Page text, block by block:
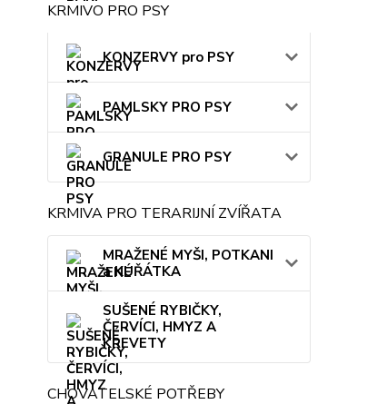
KRMIVO PRO PSY
KONZERVY pro PSY
PAMLSKY PRO PSY
GRANULE PRO PSY
KRMIVA PRO TERARIJNÍ ZVÍŘATA
MRAŽENÉ MYŠI, POTKANI
a KUŘÁTKA
SUŠENÉ RYBIČKY,
ČERVÍCI, HMYZ A
KREVETY
CHOVATELSKÉ POTŘEBY